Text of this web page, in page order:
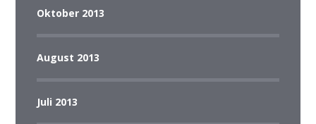
Oktober 2013
August 2013
Juli 2013